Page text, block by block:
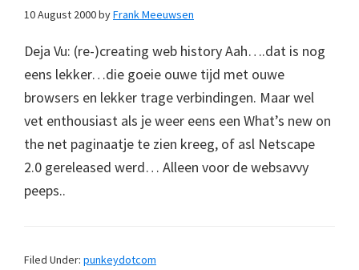
10 August 2000byFrank Meeuwsen
Deja Vu: (re-)creating web history Aah….dat is nog
eens lekker…die goeie ouwe tijd met ouwe
browsers en lekker trage verbindingen. Maar wel
vet enthousiast als je weer eens een What’s new on
the net paginaatje te zien kreeg, of asl Netscape
2.0 gereleased werd… Alleen voor de websavvy
peeps..
Filed Under: punkeydotcom